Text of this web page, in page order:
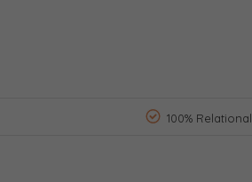
100% Relational